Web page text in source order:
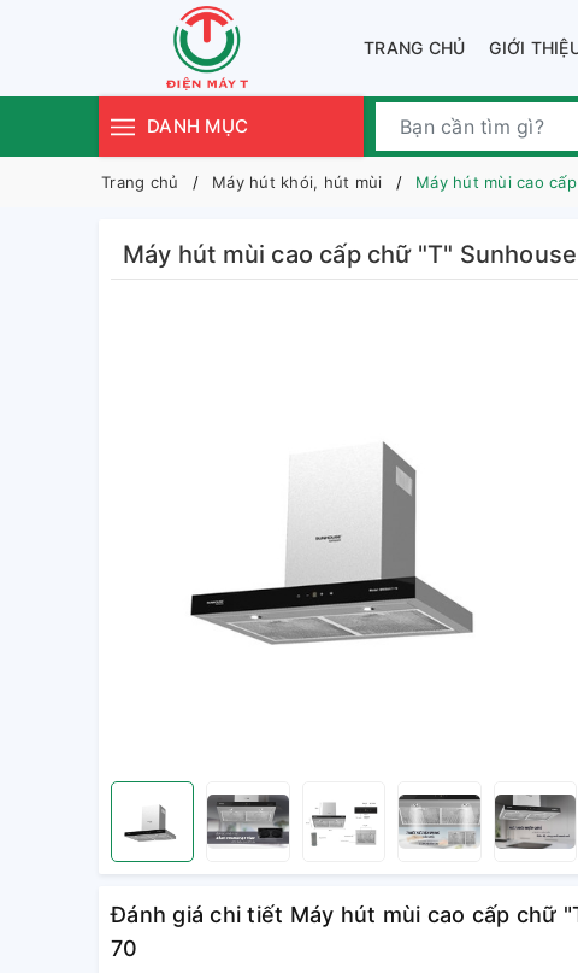
TRANG CHỦ GIỚI
DANH MỤC
Trang chủ Máy hút khói, hút mùi Máy hút mùi cao
Máy hút mùi cao cấp chữ "T"
Đánh giá chi tiết Máy hút mùi cao cấp chữ
70